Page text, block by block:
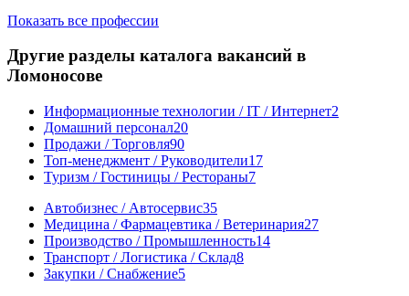
Показать все профессии
Другие разделы каталога вакансий в
Ломоносове
Информационные технологии / IT / Интернет2
Домашний персонал20
Продажи / Торговля90
Топ-менеджмент / Руководители17
Туризм / Гостиницы / Рестораны7
Автобизнес / Автосервис35
Медицина / Фармацевтика / Ветеринария27
Производство / Промышленность14
Транспорт / Логистика / Склад8
Закупки / Снабжение5